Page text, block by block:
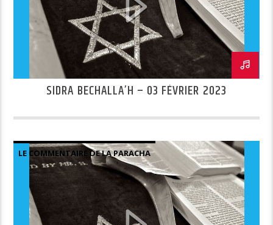
SIDRA BECHALLA’H – 03 FÉVRIER 2023
LE COMMENTAIRE DE LA PARACHA